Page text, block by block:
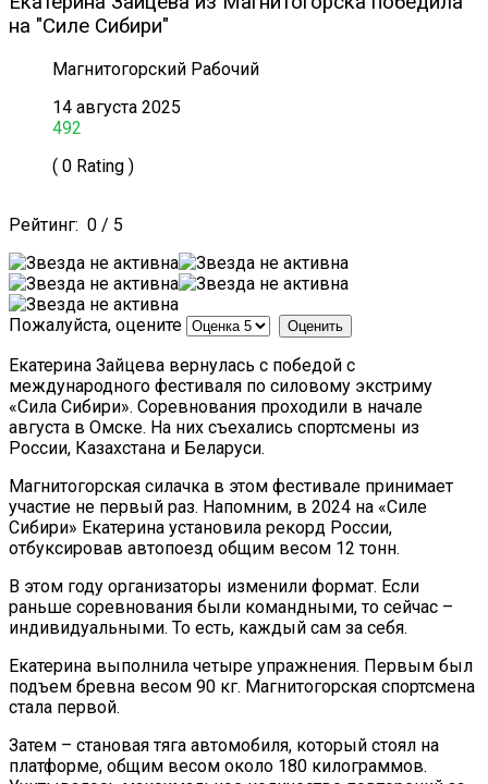
на "Силе Сибири"
Магнитогорский Рабочий
14 августа 2025
492
( 0 Rating )
Рейтинг: 0 / 5
Пожалуйста, оцените
Екатерина Зайцева вернулась с победой с
международного фестиваля по силовому экстриму
«Сила Сибири». Соревнования проходили в начале
августа в Омске. На них съехались спортсмены из
России, Казахстана и Беларуси.
Магнитогорская силачка в этом фестивале принимает
участие не первый раз. Напомним, в 2024 на «Силе
Сибири» Екатерина установила рекорд России,
отбуксировав автопоезд общим весом 12 тонн.
В этом году организаторы изменили формат. Если
раньше соревнования были командными, то сейчас –
индивидуальными. То есть, каждый сам за себя.
Екатерина выполнила четыре упражнения. Первым был
подъем бревна весом 90 кг. Магнитогорская спортсмена
стала первой.
Затем – становая тяга автомобиля, который стоял на
платформе, общим весом около 180 килограммов.